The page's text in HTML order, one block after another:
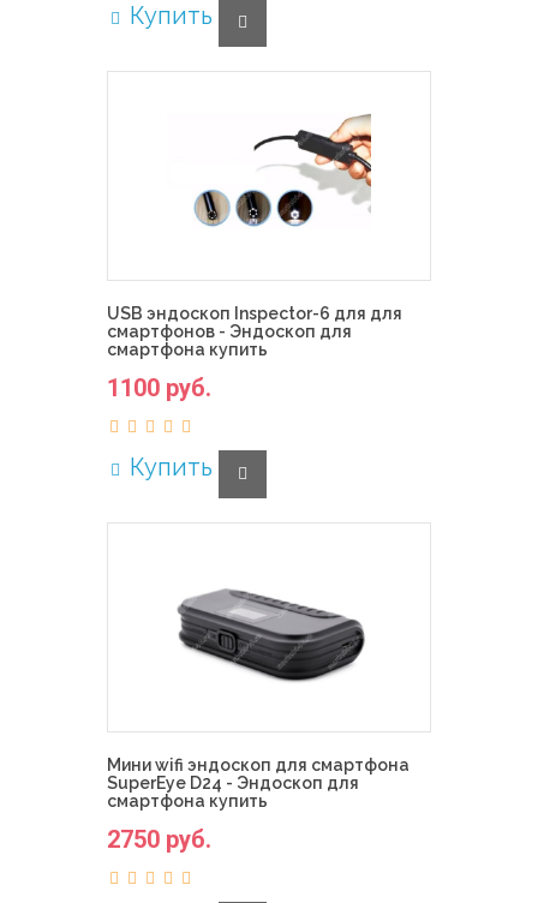
Купить
USB эндоскоп Inspector-6 для для
смартфонов - Эндоскоп для
смартфона купить
1100 руб.
Купить
Мини wifi эндоскоп для смартфона
SuperEye D24 - Эндоскоп для
смартфона купить
2750 руб.